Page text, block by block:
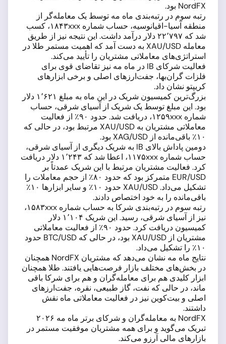
NordFX بود.
رتبه سوم در رتبه‌بندی ماه مه توسط یک معامله‌گر از
منطقه آسیا-اقیانوسیه، حساب شماره ۱۸۴۳xxx، کسب
شد که ۲۲٬۷۹۷ دلار درآمد داشت. این نتیجه نیز از طریق
معامله XAU/USD به دست آمد که اهمیت مستمر طلا در
استراتژی‌های معاملاتی مشتریان را تأیید می‌کند.
فعالیت شرکای IB در ماه مه نیز تقاضای قوی برای
فلزات گران‌بها، جفت‌ارزهای اصلی و برخی ابزارهای
کریپتو نشان داد.
بزرگ‌ترین کمیسیون شریک در این ماه به مبلغ ۱٬۶۲۱ دلار
بود. این مبلغ توسط یک شریک از آسیای شرقی، حساب
شماره ۱۲۵۹xxx، دریافت شد. حدود ۹۰٪ از فعالیت
معاملاتی مشتریان به XAU/USD مرتبط بود، در حالی که
۱۰٪ باقی‌مانده از XAG/USD بود.
دومین پاداش بالای IB به شریک دیگری از آسیای شرقی،
حساب شماره ۱۱۷۵xxx، اعطا شد که ۱٬۲۴۳ دلار دریافت
کرد. فعالیت مشتریان مرتبط با این شریک عمدتاً بر
EUR/USD متمرکز بود که حدود ۸۰٪ از حجم معاملات را
تشکیل می‌داد. XAU/USD حدود ۱۰٪ و سایر ابزارها ۱۰٪
باقی‌مانده را به خود اختصاص دادند.
رتبه سوم در رتبه‌بندی شرکا به حساب شماره ۱۵۸۳xxx،
نیز از آسیای شرقی، رسید. این شریک ۱٬۱۰۴ دلار
کمیسیون دریافت کرد. حدود ۹۰٪ از فعالیت معاملاتی
مشتریان از XAU/USD بود، در حالی که BTC/USD حدود
۱۰٪ را تشکیل می‌داد.
نتایج ماه مه نشان می‌دهد که مشتریان NordFX همچنان
در بخش‌های مختلف بازار فرصت‌هایی یافتند. طلا همچنان
ابزار کلیدی هم برای معامله‌گران و هم برای شرکا باقی
ماند، در حالی که نفت، گاز طبیعی، نقره، جفت‌ارزهای
اصلی و بیت‌کوین نیز در فعالیت معاملاتی ماه نقش
داشتند.
NordFX به معامله‌گران و شرکای برتر ماه مه ۲۰۲۶
تبریک می‌گوید و برای همه مشتریان موفقیت مستمر در
بازارهای مالی آرزو می‌کند.